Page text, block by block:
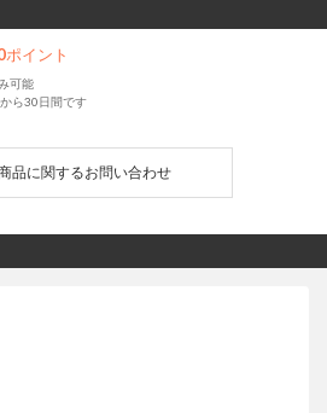
ポイント
可能
ら30日間です
品に関するお問い合わせ